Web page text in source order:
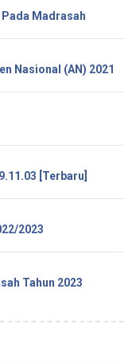
Pada Madrasah
Nasional (AN) 2021
[Terbaru]
2023
Tahun 2023